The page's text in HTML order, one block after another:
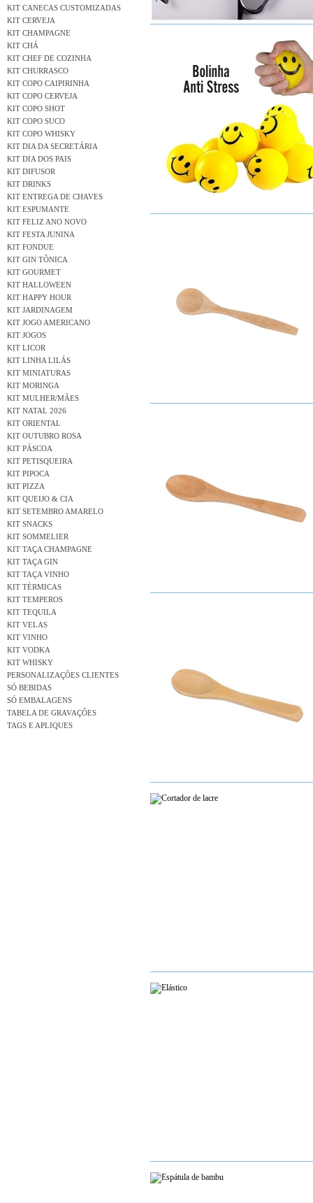
KIT CANECAS CUSTOMIZADAS
KIT CERVEJA
KIT CHAMPAGNE
KIT CHÁ
KIT CHEF DE COZINHA
KIT CHURRASCO
KIT COPO CAIPIRINHA
KIT COPO CERVEJA
KIT COPO SHOT
KIT COPO SUCO
KIT COPO WHISKY
KIT DIA DA SECRETÁRIA
KIT DIA DOS PAIS
KIT DIFUSOR
KIT DRINKS
KIT ENTREGA DE CHAVES
KIT ESPUMANTE
KIT FELIZ ANO NOVO
KIT FESTA JUNINA
KIT FONDUE
KIT GIN TÔNICA
KIT GOURMET
KIT HALLOWEEN
KIT HAPPY HOUR
KIT JARDINAGEM
KIT JOGO AMERICANO
KIT JOGOS
KIT LICOR
KIT LINHA LILÁS
KIT MINIATURAS
KIT MORINGA
KIT MULHER/MÃES
KIT NATAL 2026
KIT ORIENTAL
KIT OUTUBRO ROSA
KIT PÁSCOA
KIT PETISQUEIRA
KIT PIPOCA
KIT PIZZA
KIT QUEIJO & CIA
KIT SETEMBRO AMARELO
KIT SNACKS
KIT SOMMELIER
KIT TAÇA CHAMPAGNE
KIT TAÇA GIN
KIT TAÇA VINHO
KIT TÉRMICAS
KIT TEMPEROS
KIT TEQUILA
KIT VELAS
KIT VINHO
KIT VODKA
KIT WHISKY
PERSONALIZAÇÕES CLIENTES
SÓ BEBIDAS
SÓ EMBALAGENS
TABELA DE GRAVAÇÕES
TAGS E APLIQUES